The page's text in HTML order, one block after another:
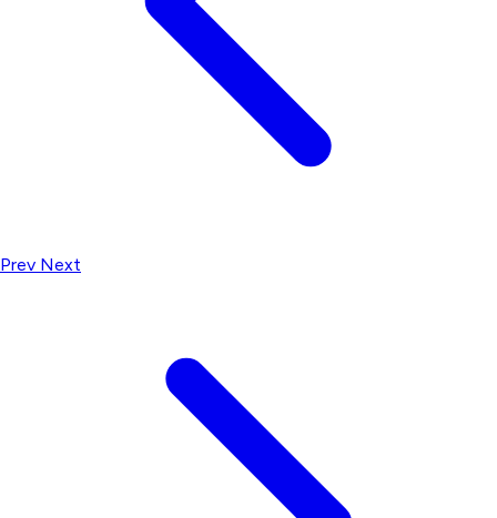
Prev Next